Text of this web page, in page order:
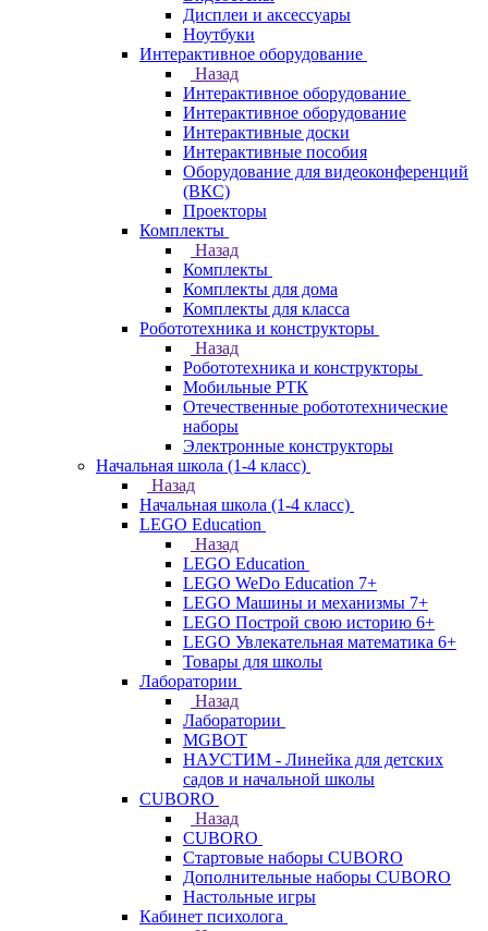
Дисплеи и аксессуары
Ноутбуки
Интерактивное оборудование
Назад
Интерактивное оборудование
Интерактивное оборудование
Интерактивные доски
Интерактивные пособия
Оборудование для видеоконференций
(ВКС)
Проекторы
Комплекты
Назад
Комплекты
Комплекты для дома
Комплекты для класса
Робототехника и конструкторы
Назад
Робототехника и конструкторы
Мобильные РТК
Отечественные робототехнические
наборы
Электронные конструкторы
Начальная школа (1-4 класс)
Назад
Начальная школа (1-4 класс)
LEGO Education
Назад
LEGO Education
LEGO WeDo Education 7+
LEGO Машины и механизмы 7+
LEGO Построй свою историю 6+
LEGO Увлекательная математика 6+
Товары для школы
Лаборатории
Назад
Лаборатории
MGBOT
НАУСТИМ - Линейка для детских
садов и начальной школы
CUBORO
Назад
CUBORO
Стартовые наборы CUBORO
Дополнительные наборы CUBORO
Настольные игры
Кабинет психолога